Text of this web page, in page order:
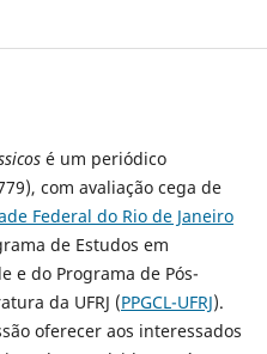
é um periódico
com avaliação cega de
Federal do Rio de Janeiro
de Estudos em
e do Programa de Pós-
da UFRJ (PPGCL-UFRJ).
oferecer aos interessados